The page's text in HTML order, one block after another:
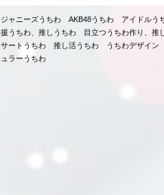
ジャニーズうちわ AKB48うちわ アイドル
援うちわ、推しうちわ 目立つうちわ作り、推
サートうちわ 推し活うちわ うちわデザイン
ュラーうちわ